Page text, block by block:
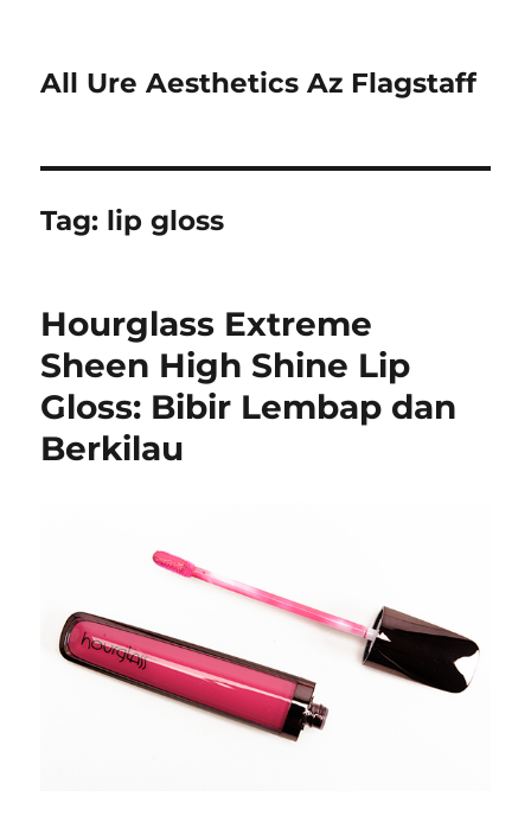
All Ure Aesthetics Az Flagstaff
Tag: lip gloss
Hourglass Extreme
Sheen High Shine Lip
Gloss: Bibir Lembap dan
Berkilau